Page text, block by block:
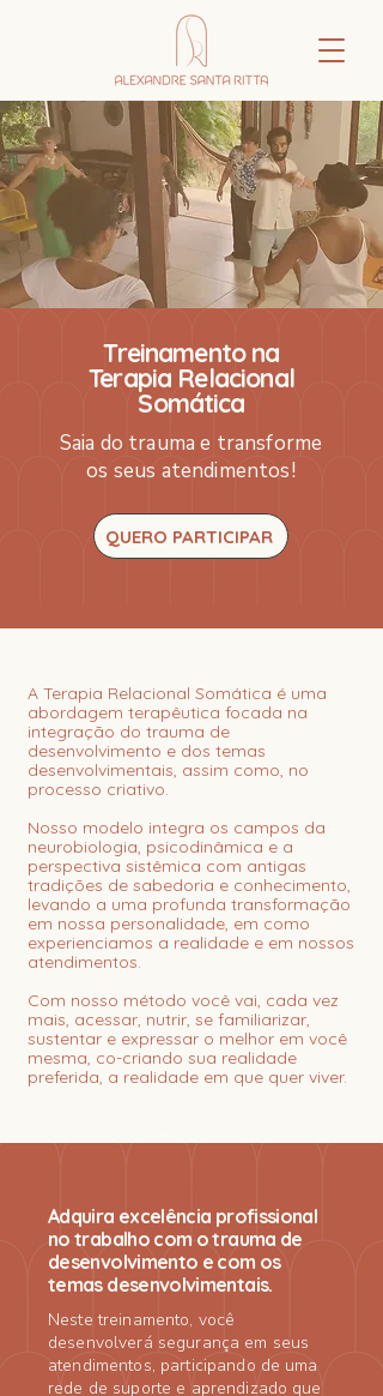
Treinamento na
Terapia Relacional
Somática
Saia do trauma e transforme
os seus atendimentos!
QUERO PARTICIPAR
A Terapia Relacional Somática é uma
abordagem terapêutica focada na
integração do trauma de
desenvolvimento e dos temas
desenvolvimentais, assim como, no
processo criativo.
Nosso modelo integra os campos da
neurobiologia, psicodinâmica e a
perspectiva sistêmica com antigas
tradições de sabedoria e conhecimento,
levando a uma profunda transformação
em nossa personalidade, em como
experienciamos a realidade e em nossos
atendimentos.
Com nosso método você vai, cada vez
mais, acessar, nutrir, se familiarizar,
sustentar e expressar o melhor em você
mesma, co-criando sua realidade
preferida, a realidade em que quer viver.
Adquira excelência profissional
no trabalho com o trauma de
desenvolvimento e com os
temas desenvolvimentais.
Neste treinamento, você
desenvolverá segurança em seus
atendimentos, participando de uma
rede de suporte e aprendizado que